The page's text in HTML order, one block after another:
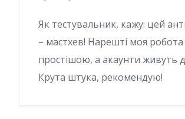
Як тестувальник, кажу: цей
– мастхев! Нарешті моя робота
простішою, а акаунти живуть
Крута штука, рекомендую!